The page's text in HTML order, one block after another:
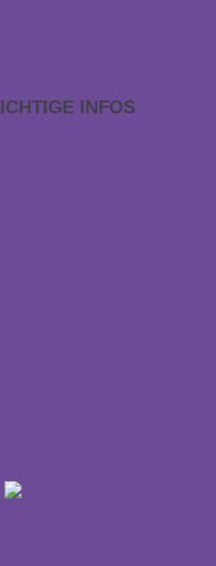
INFOS